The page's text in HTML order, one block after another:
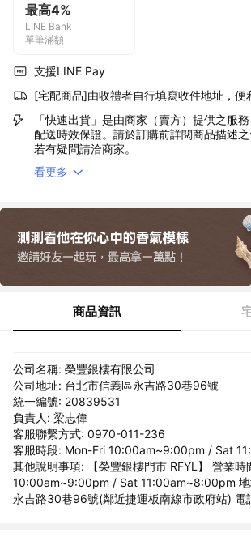
最高4%
LINE Bank
單筆滿額
支援LINE Pay
[宅配商品]由收禮者自行填寫收件地址，便
「快速出貨」是由商家（賣方）提供之服
配送時效保證。請於訂購前詳閱商品描述之
若有疑問請洽商家。
看更多
商品資訊
公司名稱: 榮豐銀樓有限公司
公司地址: 台北市信義區永吉路30巷96號
統一編號: 20839531
負責人: 梁志偉
客服聯繫方式: 0970-011-236
客服時段: Mon-Fri 10:00am~9:00pm / Sat
其他說明事項: 【榮豐銀樓門市 RFYL】 營業
10:00am~9:00pm / Sat 11:00am~8:00pm 地
永吉路30巷96號(鄰近捷運板南線市政府站)